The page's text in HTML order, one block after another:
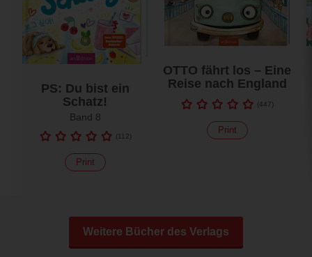
PS: Du bist ein
Schatz!
Band 8
(112)
Print
OTTO fährt los – Eine
Reise nach England
(447)
Print
Weitere Bücher des Verlags